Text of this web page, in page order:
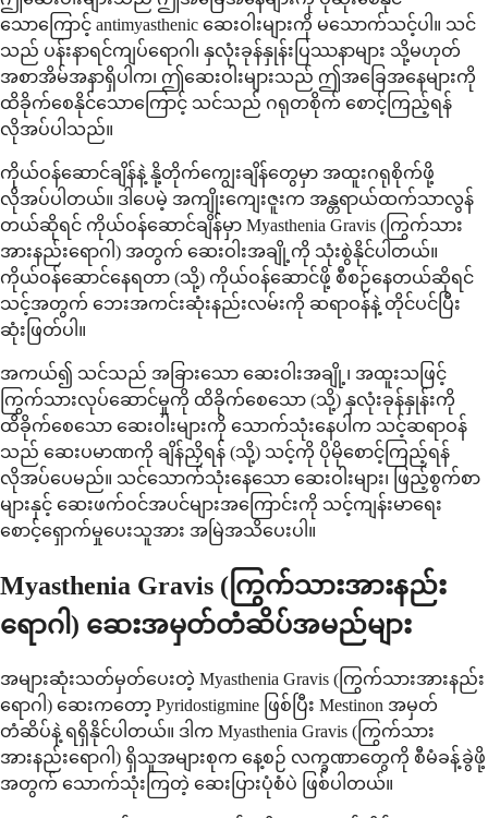
သောကြောင့် antimyasthenic ဆေးဝါးများကို မသောက်သင့်ပါ။ သင်
သည် ပန်းနာရင်ကျပ်ရောဂါ၊ နှလုံးခုန်နှုန်းပြဿနာများ သို့မဟုတ်
အစာအိမ်အနာရှိပါက၊ ဤဆေးဝါးများသည် ဤအခြေအနေများကို
ထိခိုက်စေနိုင်သောကြောင့် သင်သည် ဂရုတစိုက် စောင့်ကြည့်ရန်
လိုအပ်ပါသည်။
ကိုယ်ဝန်ဆောင်ချိန်နဲ့ နို့တိုက်ကျွေးချိန်တွေမှာ အထူးဂရုစိုက်ဖို့
လိုအပ်ပါတယ်။ ဒါပေမဲ့ အကျိုးကျေးဇူးက အန္တရာယ်ထက်သာလွန်
တယ်ဆိုရင် ကိုယ်ဝန်ဆောင်ချိန်မှာ Myasthenia Gravis (ကြွက်သား
အားနည်းရောဂါ) အတွက် ဆေးဝါးအချို့ကို သုံးစွဲနိုင်ပါတယ်။
ကိုယ်ဝန်ဆောင်နေရတာ (သို့) ကိုယ်ဝန်ဆောင်ဖို့ စီစဉ်နေတယ်ဆိုရင်
သင့်အတွက် ဘေးအကင်းဆုံးနည်းလမ်းကို ဆရာဝန်နဲ့ တိုင်ပင်ပြီး
ဆုံးဖြတ်ပါ။
အကယ်၍ သင်သည် အခြားသော ဆေးဝါးအချို့၊ အထူးသဖြင့်
ကြွက်သားလုပ်ဆောင်မှုကို ထိခိုက်စေသော (သို့) နှလုံးခုန်နှုန်းကို
ထိခိုက်စေသော ဆေးဝါးများကို သောက်သုံးနေပါက သင့်ဆရာဝန်
သည် ဆေးပမာဏကို ချိန်ညှိရန် (သို့) သင့်ကို ပိုမိုစောင့်ကြည့်ရန်
လိုအပ်ပေမည်။ သင်သောက်သုံးနေသော ဆေးဝါးများ၊ ဖြည့်စွက်စာ
များနှင့် ဆေးဖက်ဝင်အပင်များအကြောင်းကို သင့်ကျန်းမာရေး
စောင့်ရှောက်မှုပေးသူအား အမြဲအသိပေးပါ။
Myasthenia Gravis (ကြွက်သားအားနည်း
ရောဂါ) ဆေးအမှတ်တံဆိပ်အမည်များ
အများဆုံးသတ်မှတ်ပေးတဲ့ Myasthenia Gravis (ကြွက်သားအားနည်း
ရောဂါ) ဆေးကတော့ Pyridostigmine ဖြစ်ပြီး Mestinon အမှတ်
တံဆိပ်နဲ့ ရရှိနိုင်ပါတယ်။ ဒါက Myasthenia Gravis (ကြွက်သား
အားနည်းရောဂါ) ရှိသူအများစုက နေ့စဉ် လက္ခဏာတွေကို စီမံခန့်ခွဲဖို့
အတွက် သောက်သုံးကြတဲ့ ဆေးပြားပုံစံပဲ ဖြစ်ပါတယ်။